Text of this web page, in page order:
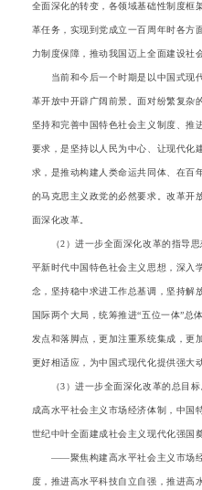
全面深化的转变，各领域基础性制度框
革任务，实现到党成立一百周年时各方
力制度保障，推动我国迈上全面建设社
当前和今后一个时期是以中国式现代
革开放中开辟广阔前景。面对纷繁复杂
坚持和完善中国特色社会主义制度、推
要求，是坚持以人民为中心、让现代化
求，是推动构建人类命运共同体、在百
的马克思主义政党的必然要求。改革开
面深化改革。
（2）进一步全面深化改革的指导思
平新时代中国特色社会主义思想，深入
念，坚持稳中求进工作总基调，坚持解
国际两个大局，统筹推进“五位一体”总
发点和落脚点，更加注重系统集成，更
更好相适应，为中国式现代化提供强大
（3）进一步全面深化改革的总目标
成高水平社会主义市场经济体制，中国
世纪中叶全面建成社会主义现代化强国
——聚焦构建高水平社会主义市场经
度，推进高水平科技自立自强，推进高